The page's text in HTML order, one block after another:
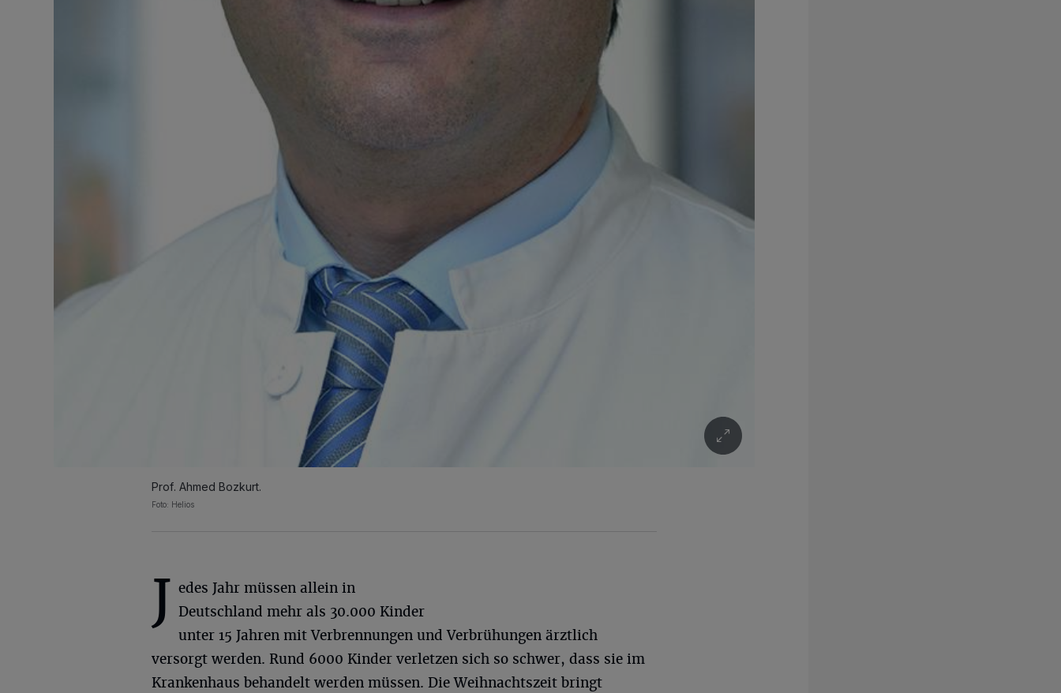
Prof. Ahmed Bozkurt.
Foto: Helios
J edes Jahr müssen allein in
Deutschland mehr als 30.000 Kinder
unter 15 Jahren mit Verbrennungen und Verbrühungen ärztlich
versorgt werden. Rund 6000 Kinder verletzen sich so schwer, dass sie im
Krankenhaus behandelt werden müssen. Die Weihnachtszeit bringt